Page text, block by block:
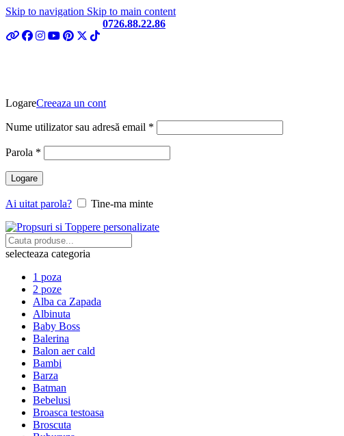
Skip to navigation Skip to main content
0726.88.22.86
LogareCreeaza un cont
Nume utilizator sau adresă email *
Parola *
Logare
Ai uitat parola? Tine-ma minte
selecteaza categoria
1 poza
2 poze
Alba ca Zapada
Albinuta
Baby Boss
Balerina
Balon aer cald
Bambi
Barza
Batman
Bebelusi
Broasca testoasa
Broscuta